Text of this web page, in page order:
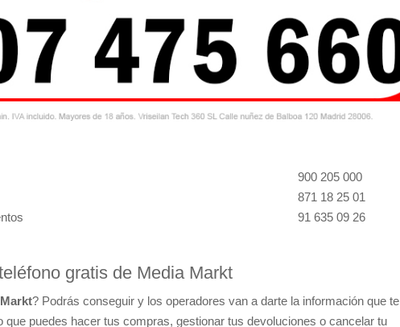
900 205 000
871 18 25 01
91 635 09 26
gratis de Media Markt
? Podrás conseguir y los operadores van a darte la información que te
puedes hacer tus compras, gestionar tus devoluciones o cancelar tu